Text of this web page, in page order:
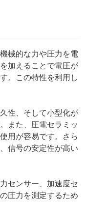
械的な力や圧力を電
加えることで電圧が
。この特性を利用し
性、そして小型化が
また、圧電セラミッ
用が容易です。さら
信号の安定性が高い
センサー、加速度セ
圧力を測定するため